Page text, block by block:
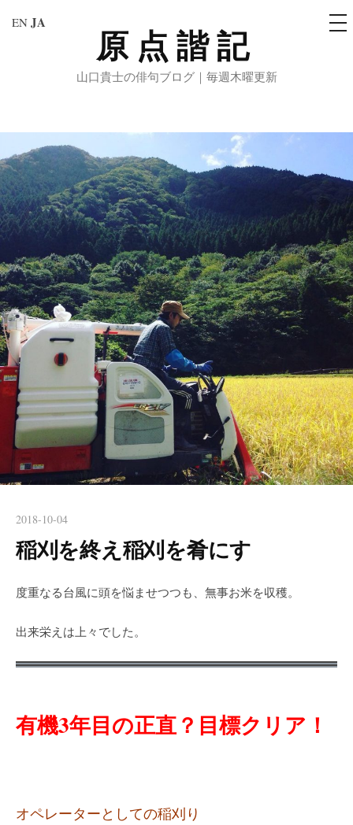
ス
キ
ッ
プ
原点諧記
山口貴士の俳句ブログ｜毎週木曜更新
メ
ニ
2018-10-04
稲刈を終え稲刈を肴にす
度重なる台風に頭を悩ませつつも、無事お米を収穫。
出来栄えは上々でした。
有機3年目の正直？目標クリア！
オペレーターとしての稲刈り
EN JA